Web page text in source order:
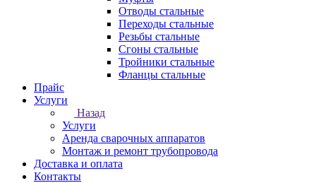
Отводы стальные
Переходы стальные
Резьбы стальные
Сгоны стальные
Тройники стальные
Фланцы стальные
Прайс
Услуги
Назад
Услуги
Аренда сварочных аппаратов
Монтаж и ремонт трубопровода
Доставка и оплата
Контакты